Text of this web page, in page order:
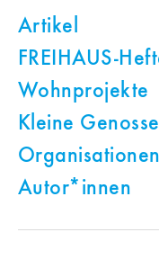
Artikel
FREIHAUS-
Wohnprojekte
Kleine
Autor*innen